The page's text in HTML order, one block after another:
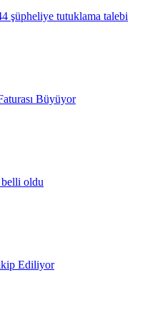
şüpheliye tutuklama talebi
Büyüyor
belli oldu
Ediliyor